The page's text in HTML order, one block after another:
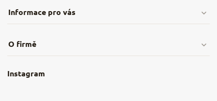
Informace pro vás
Obchodní podmínky
Nejčastější dotazy
Instagram
O firmě